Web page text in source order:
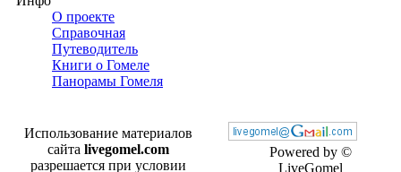
О проекте
Справочная
Путеводитель
Книги о Гомеле
Панорамы Гомеля
Powered by ©
LiveGomel
Использование материалов
сайта livegomel.com
разрешается при условии